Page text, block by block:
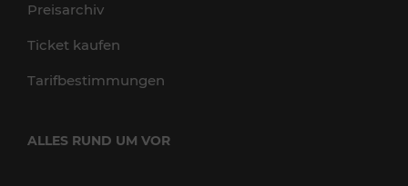
Preisarchiv
Ticket kaufen
Tarifbestimmungen
ALLES RUND UM VOR